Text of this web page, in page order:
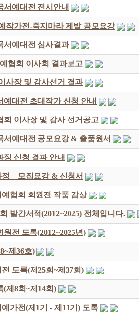
서예대전 전시안내
작가전-죽지마라 제발 공모요강
서예대전 심사결과
협회 이사회 결과보고
사장 및 감사선거 결과
예대전 초대작가 신청 안내
회 이사장 및 감사 선거공고
서예대전 공모요강 & 출품원서
정 신청 결과 안내
_ 모집요강 & 신청서
예협회 회원전 작품 감상
발간서적(2012~2025) 전체입니다.
전 도록(2012~2025년)
제36호)
도록(제25회~제37회)
(제8회~제14회)
가전(제1기 - 제11기) 도록